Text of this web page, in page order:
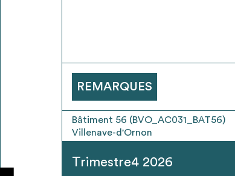
REMARQUES
Bâtiment 56 (BVO_AC031_BAT56)
Villenave-d'Ornon
Trimestre4 2026